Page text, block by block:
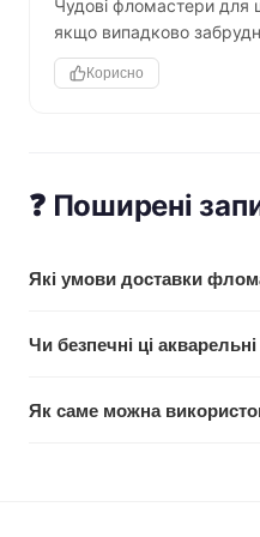
Чудові фломастери для
якщо випадково
Корисно
❓ Поширені
Які умови доставки
розраховується згідно
Чи безпечні ці
безпеку. Вони нетоксичні
Як саме можна